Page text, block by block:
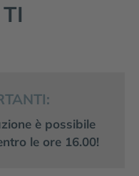
è possibile
le ore 16.00!